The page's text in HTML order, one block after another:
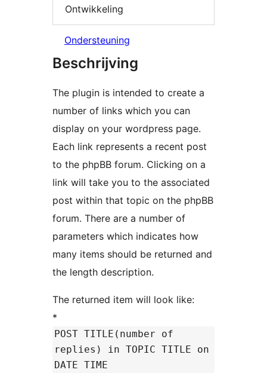
Ontwikkeling
Ondersteuning
Beschrijving
The plugin is intended to create a
number of links which you can
display on your wordpress page.
Each link represents a recent post
to the phpBB forum. Clicking on a
link will take you to the associated
post within that topic on the phpBB
forum. There are a number of
parameters which indicates how
many items should be returned and
the length description.
The returned item will look like:
*
POST TITLE(number of
replies) in TOPIC TITLE on
DATE TIME